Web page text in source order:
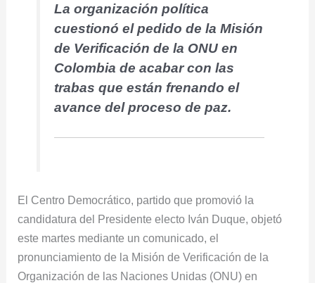
La organización política
cuestionó el pedido de la Misión
de Verificación de la ONU en
Colombia de acabar con las
trabas que están frenando el
avance del proceso de paz.
El Centro Democrático, partido que promovió la
candidatura del Presidente electo Iván Duque, objetó
este martes mediante un comunicado, el
pronunciamiento de la Misión de Verificación de la
Organización de las Naciones Unidas (ONU) en